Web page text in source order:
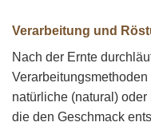
Verarbeitung und
Nach der Ernte
natürliche (natural) oder
die den Geschmack